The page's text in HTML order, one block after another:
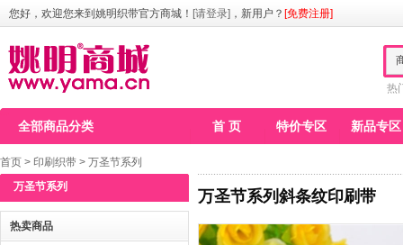
您好，欢迎您来到姚明织带官方商城！ [请登录] ，新用户？ [免费注册]
热
全部商品分类 首 页 特价专区 新品专区
首页 > 印刷织带 > 万圣节系列
万圣节系列斜条纹印刷带
万圣节系列
热卖商品